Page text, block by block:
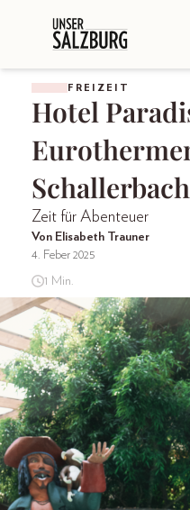
FREIZEIT
Hotel
Schallerbach
Zeit für Abenteuer
Von Elisabeth Trauner
4. Feber 2025
1 Min.